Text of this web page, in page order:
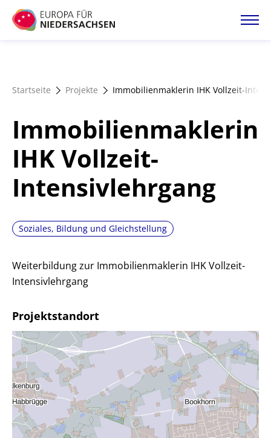
Direkt
zum
Förderangebote
Magazin
Startseite Projekte Immobilienmaklerin IHK Vollzeit-
Immobilienmaklerin
IHK Vollzeit-
Intensivlehrgang
Soziales, Bildung und Gleichstellung
Weiterbildung zur Immobilienmaklerin IHK Vollzeit-
Intensivlehrgang
Projektstandort